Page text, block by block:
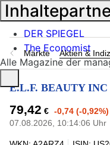
Märkte Aktien &
E.L.F. BEAUTY INC
79,42 € -0,74 (-0,92%)
07.08.2026, 10:14:06 Uhr
DER SPIEGEL
The Economist
Alle Magazine der